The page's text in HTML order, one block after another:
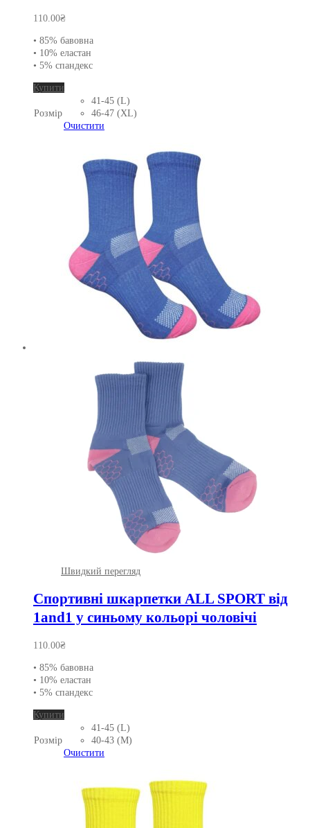
110.00₴
• 85% бавовна
• 10% еластан
• 5% спандекс
Купити
товар
кілька
можна
вибрати
сторінці
товару
Розмір
41-45 (L)
46-47 (XL)
Очистити
Швидкий перегляд
Спортивні шкарпетки ALL SPORT від
1and1 у синьому кольорі чоловічі
110.00₴
• 85% бавовна
• 10% еластан
• 5% спандекс
Купити
товар
кілька
можна
вибрати
Розмір
41-45 (L)
40-43 (M)
Очистити